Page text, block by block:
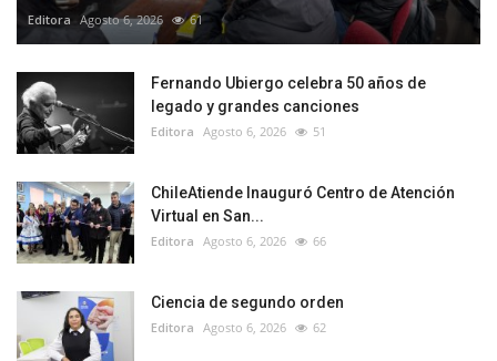
Editora Agosto 6, 2026 61
Fernando Ubiergo celebra 50 años de
legado y grandes canciones
Editora Agosto 6, 2026 51
ChileAtiende Inauguró Centro de Atención
Virtual en San...
Editora Agosto 6, 2026 66
Ciencia de segundo orden
Editora Agosto 6, 2026 62